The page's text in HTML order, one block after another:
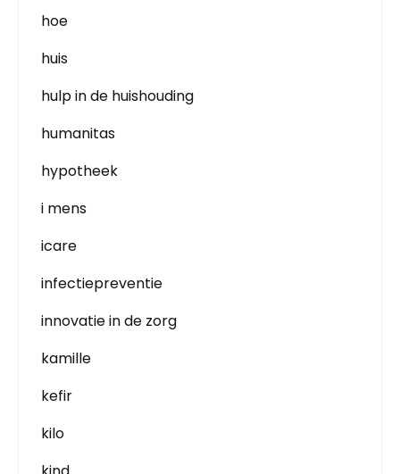
hoe
huis
hulp in de huishouding
humanitas
hypotheek
i mens
icare
infectiepreventie
innovatie in de zorg
kamille
kefir
kilo